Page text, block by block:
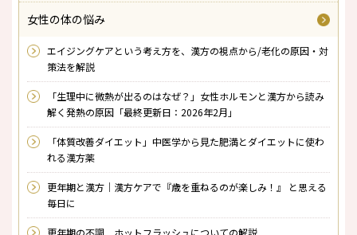
女性の体の悩み
エイジングケアという考え方を、漢方の視点から/老化の原因・対
策法を解説
「生理中に微熱が出るのはなぜ？」女性ホルモンと漢方から読み
解く発熱の原因「最終更新日：2026年2月」
「体質改善ダイエット」中医学から見た肥満とダイエットに使わ
れる漢方薬
更年期と漢方｜漢方ケアで『歳を重ねるのが楽しみ！』 と思える
毎日に
更年期の不調 ホットフラッシュについての解説